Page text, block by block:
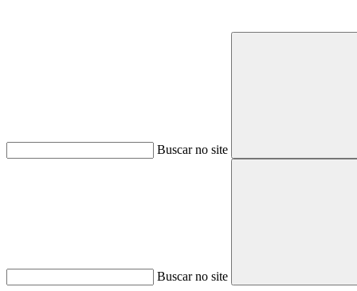
Buscar no site
Buscar no site